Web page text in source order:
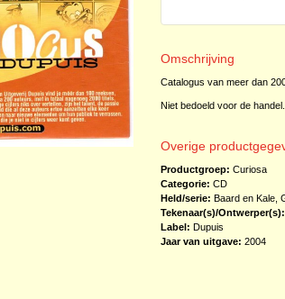
Omschrijving
Catalogus van meer dan
Niet bedoeld voor de handel.
Overige
Productgroep: Curiosa
Categorie: CD
Held/serie: Baard en Kale,
Tekenaar(s)/Ontwerper(s):
Label: Dupuis
Jaar van uitgave: 2004